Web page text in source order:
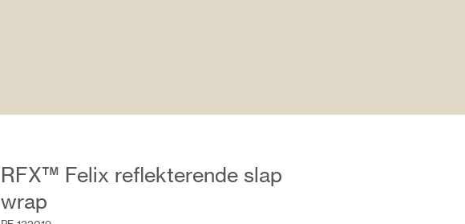
RFX™ Felix reflekterende slap
wrap